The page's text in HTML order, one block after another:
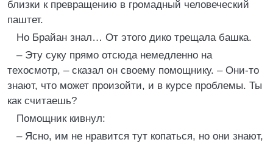
близки к превращению в громадный человеческий
паштет.
Но Брайан знал… От этого дико трещала башка.
– Эту суку прямо отсюда немедленно на
техосмотр, – сказал он своему помощнику. – Они-то
знают, что может произойти, и в курсе проблемы. Ты
как считаешь?
Помощник кивнул:
– Ясно, им не нравится тут копаться, но они знают,